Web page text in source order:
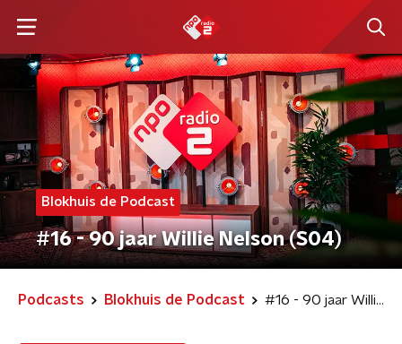
Blokhuis de Podcast
#16 - 90 jaar Willie Nelson (S04)
Podcasts Blokhuis de Podcast #16 - 90 jaar Willie Nelson (S04)